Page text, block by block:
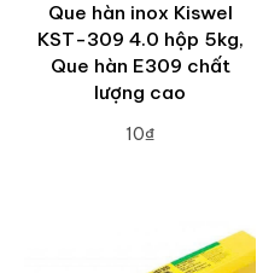
Que hàn inox Kiswel
KST-309 4.0 hộp 5kg,
Que hàn E309 chất
lượng cao
10₫